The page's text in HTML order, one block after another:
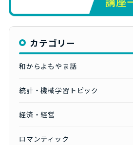
カテゴリー
和からよもやま話
統計・機械学習トピック
経済・経営
ロマンティック